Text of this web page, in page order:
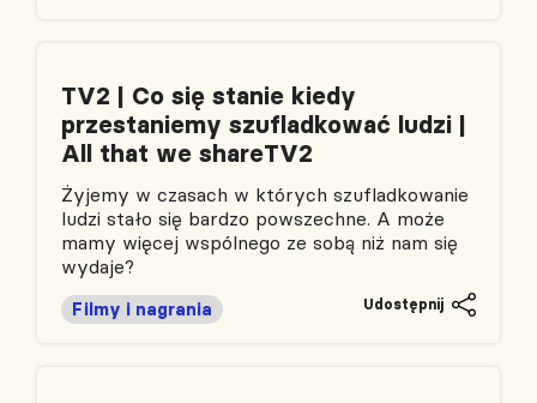
TV2 | Co się stanie kiedy
przestaniemy szufladkować ludzi |
All that we shareTV2
Żyjemy w czasach w których szufladkowanie
ludzi stało się bardzo powszechne. A może
mamy więcej wspólnego ze sobą niż nam się
wydaje?
Filmy i nagrania Udostępnij